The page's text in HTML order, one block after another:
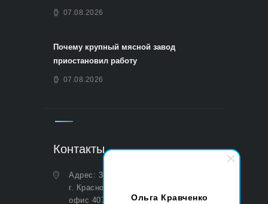
Ольга Кравченко
07.08.2026
Почему крупный мясной завод
приостановил работу
07.08.2026
Контакты
Адрес: 350051, Краснодарский край,
г. Краснодар, ул. Дальняя, д. 27,
офис 407 (Юридический и